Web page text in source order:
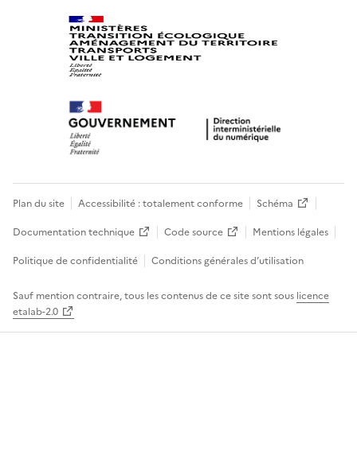
Plan du site Accessibilité : totalement conforme
Schéma
Documentation technique
Code source
Mentions légales
Politique de confidentialité
Conditions générales d’utilisation
Sauf mention contraire, tous les contenus de ce site sont sous licence
etalab-2.0